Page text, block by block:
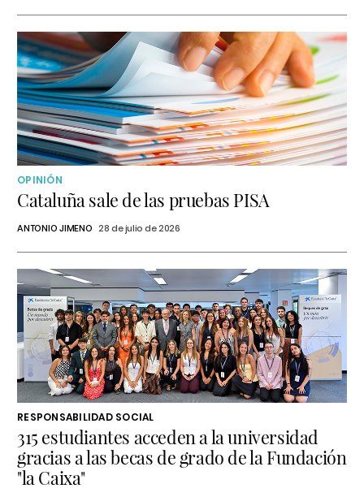
OPINIÓN
Cataluña sale de las pruebas PISA
ANTONIO JIMENO 28 de julio de 2026
RESPONSABILIDAD SOCIAL
315 estudiantes acceden a la universidad
gracias a las becas de grado de la Fundación
"la Caixa"